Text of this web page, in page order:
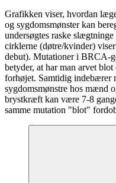
Grafikken viser, hvordan
og sygdomsmønster kan
undersøgtes raske
cirklerne (døtre/kvinder)
debut). Mutationer i BRCA-
betyder, at har man arvet
forhøjet. Samtidig indebærer
sygdomsmønstre hos mænd
brystkræft kan være 7-8
samme mutation "blot"